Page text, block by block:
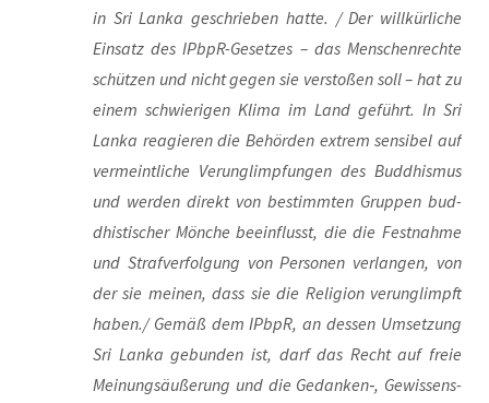
in Sri Lan­ka geschrie­ben hat­te. / Der will­kür­li­che
Ein­satz des IPb­pR-Geset­zes – das Men­schen­rech­te
schüt­zen und nicht gegen sie ver­sto­ßen soll – hat zu
einem schwie­ri­gen Kli­ma im Land geführt. In Sri
Lan­ka reagie­ren die Behör­den extrem sen­si­bel auf
ver­meint­li­che Ver­un­glimp­fun­gen des Bud­dhis­mus
und wer­den direkt von bestimm­ten Grup­pen bud­
dhis­ti­scher Mön­che beein­flusst, die die Fest­nah­me
und Straf­ver­fol­gung von Per­so­nen ver­lan­gen, von
der sie mei­nen, dass sie die Reli­gi­on ver­un­glimpft
haben./ Gemäß dem IPb­pR, an des­sen Umset­zung
Sri Lan­ka gebun­den ist, darf das Recht auf freie
Mei­nungs­äu­ße­rung und die Gedanken‑, Gewis­sens-